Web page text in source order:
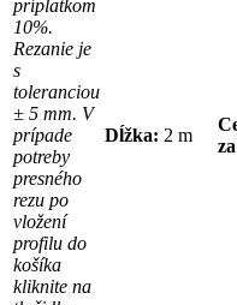
príplatkom
10%.
Rezanie je
s
toleranciou
± 5 mm. V
prípade
potreby
presného
rezu po
vložení
profilu do
košíka
kliknite na
Dĺžka: 2 m